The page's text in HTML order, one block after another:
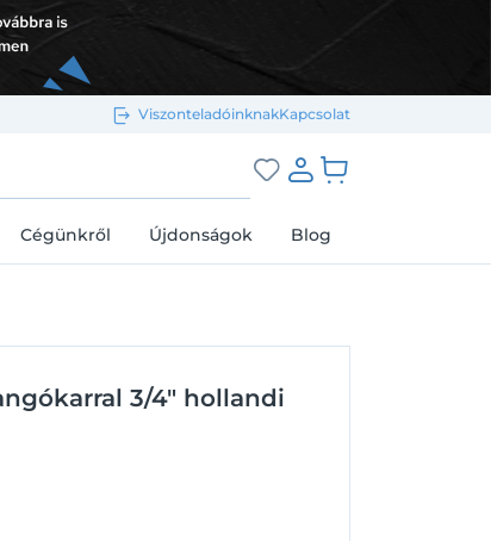
ViszonteladóinknakKapcsolat
e-mail-címmel
Cégünkről Újdonságok Blog
3/4" hollandi